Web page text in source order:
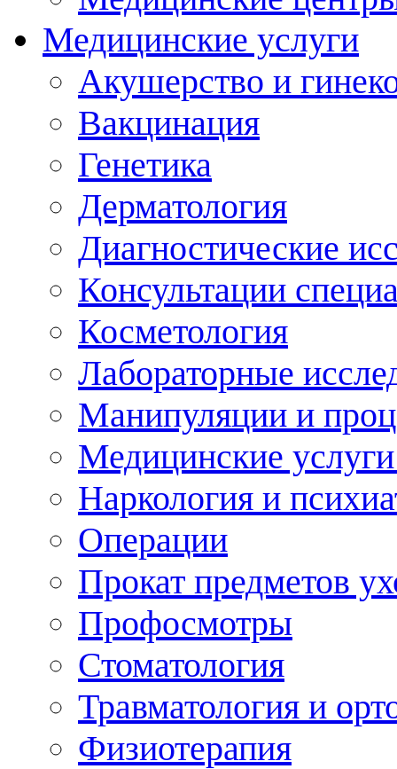
Медицинские услуги
Акушерство и
Вакцинация
Генетика
Дерматология
Диагностические
Консультации
Косметология
Лабораторные
Манипуляции и
Медицинские
Наркология и
Операции
Прокат предметов
Профосмотры
Стоматология
Травматология и
Физиотерапия